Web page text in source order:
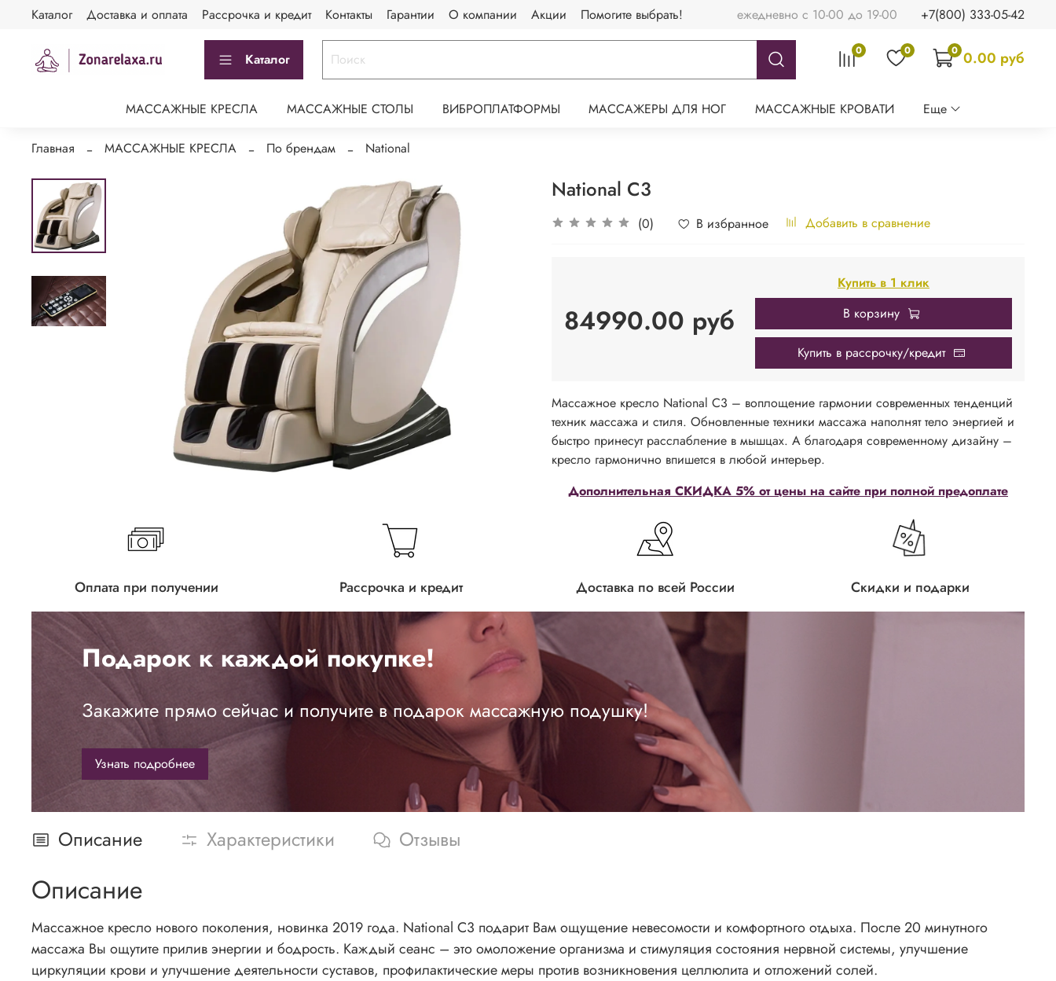
Каталог Доставка и оплата Рассрочка и кредит Контакты Гарантии О компании Акции Помогите выбрать! ежедневно с 10-00 до 19-00 +7(800) 333-05-42
Каталог 0 0 0 0.00 руб
МАССАЖНЫЕ КРЕСЛА МАССАЖНЫЕ СТОЛЫ ВИБРОПЛАТФОРМЫ МАССАЖЕРЫ ДЛЯ НОГ МАССАЖНЫЕ КРОВАТИ Еще
Главная МАССАЖНЫЕ КРЕСЛА По брендам National
National C3
(0) В избранное Добавить в сравнение
84990.00 руб
Купить в 1 клик
В корзину
Купить в рассрочку/кредит
Дополнительная СКИДКА 5% от цены на сайте при полной предоплате
Массажное кресло National С3 – воплощение гармонии современных тенденций
техник массажа и стиля. Обновленные техники массажа наполнят тело энергией и
быстро принесут расслабление в мышцах. А благодаря современному дизайну –
кресло гармонично впишется в любой интерьер.
Оплата при получении Рассрочка и кредит Доставка по всей России Скидки и подарки
Подарок к каждой покупке!
Закажите прямо сейчас и получите в подарок массажную подушку!
Узнать подробнее
Описание Характеристики Отзывы
Описание
Массажное кресло нового поколения, новинка 2019 года. National С3 подарит Вам ощущение невесомости и комфортного отдыха. После 20 минутного
массажа Вы ощутите прилив энергии и бодрость. Каждый сеанс – это омоложение организма и стимуляция состояния нервной системы, улучшение
циркуляции крови и улучшение деятельности суставов, профилактические меры против возникновения целлюлита и отложений солей.